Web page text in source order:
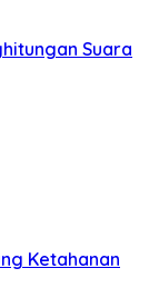
Suara
Ketahanan